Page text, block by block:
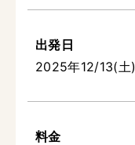
出発日
2025年12/13(土)
料金